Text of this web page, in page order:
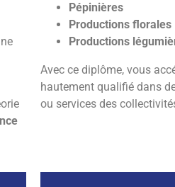
Pépinières
Productions florales
Productions
Avec ce diplôme, vous
hautement qualifié dans
ou services des